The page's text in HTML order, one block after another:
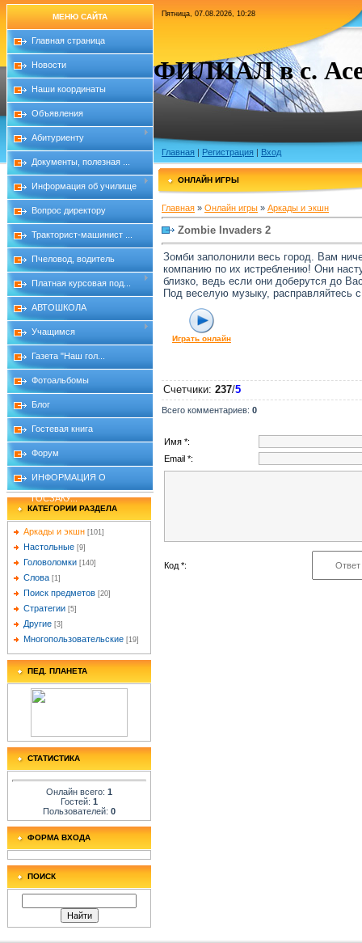
МЕНЮ САЙТА
Главная страница
Новости
Наши координаты
Объявления
Абитуриенту
Документы, полезная ...
Информация об училище
Вопрос директору
Тракторист-машинист ...
Пчеловод, водитель
Платная курсовая под...
АВТОШКОЛА
Учащимся
Газета "Наш гол...
Фотоальбомы
Блог
Гостевая книга
Форум
ИНФОРМАЦИЯ О
ГОСЗАКУ...
КАТЕГОРИИ РАЗДЕЛА
Аркады и экшн [101]
Настольные [9]
Головоломки [140]
Слова [1]
Поиск предметов [20]
Стратегии [5]
Другие [3]
Многопользовательские [19]
ПЕД. ПЛАНЕТА
СТАТИСТИКА
Онлайн всего: 1
Гостей: 1
Пользователей: 0
ФОРМА ВХОДА
ПОИСК
Пятница, 07.08.2026, 10:28
ФИЛИАЛ в с.
Главная | Регистрация | Вход
ОНЛАЙН ИГРЫ
Главная » Онлайн игры » Аркады и экшн
Zombie Invaders 2
Зомби заполонили весь город. Вам
компанию по их истреблению! Они
близко, ведь если они доберутся до
Под веселую музыку, расправляйтесь
Играть онлайн
Счетчики: 237/5
Всего комментариев: 0
Имя *:
Email *:
Код *: